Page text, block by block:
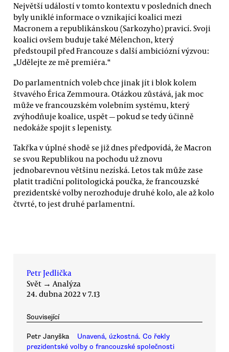
Největší událostí v tomto kontextu v posledních dnech
byly uniklé informace o vznikající koalici mezi
Macronem a republikánskou (Sarkozyho) pravicí. Svoji
koalici ovšem buduje také Mélenchon, který
předstoupil před Francouze s další ambiciózní výzvou:
„Udělejte ze mě premiéra.“
Do parlamentních voleb chce jinak jít i blok kolem
štvavého Érica Zemmoura. Otázkou zůstává, jak moc
může ve francouzském volebním systému, který
zvýhodňuje koalice, uspět — pokud se tedy účinně
nedokáže spojit s lepenisty.
Takřka v úplné shodě se již dnes předpovídá, že Macron
se svou Republikou na pochodu už znovu
jednobarevnou většinu nezíská. Letos tak může zase
platit tradiční politologická poučka, že francouzské
prezidentské volby nerozhoduje druhé kolo, ale až kolo
čtvrté, to jest druhé parlamentní.
Petr Jedlička
Svět → Analýza
24. dubna 2022 v 7.13
Související
Petr Janyška
Unavená, úzkostná. Co řekly
prezidentské volby o francouzské společnosti